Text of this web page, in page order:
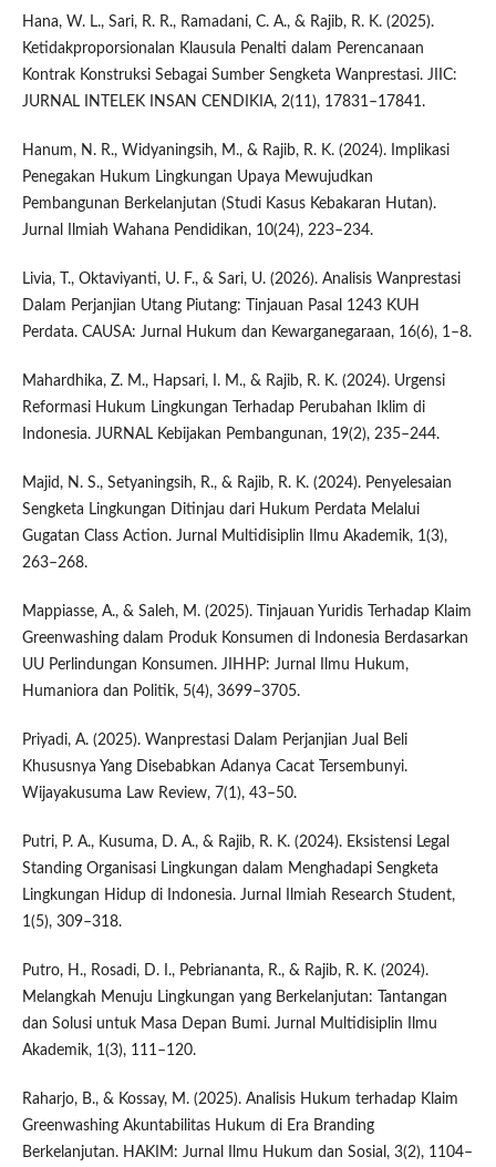
Hana, W. L., Sari, R. R., Ramadani, C. A., & Rajib, R. K. (2025).
Ketidakproporsionalan Klausula Penalti dalam Perencanaan
Kontrak Konstruksi Sebagai Sumber Sengketa Wanprestasi. JIIC:
JURNAL INTELEK INSAN CENDIKIA, 2(11), 17831–17841.
Hanum, N. R., Widyaningsih, M., & Rajib, R. K. (2024). Implikasi
Penegakan Hukum Lingkungan Upaya Mewujudkan
Pembangunan Berkelanjutan (Studi Kasus Kebakaran Hutan).
Jurnal Ilmiah Wahana Pendidikan, 10(24), 223–234.
Livia, T., Oktaviyanti, U. F., & Sari, U. (2026). Analisis Wanprestasi
Dalam Perjanjian Utang Piutang: Tinjauan Pasal 1243 KUH
Perdata. CAUSA: Jurnal Hukum dan Kewarganegaraan, 16(6), 1–8.
Mahardhika, Z. M., Hapsari, I. M., & Rajib, R. K. (2024). Urgensi
Reformasi Hukum Lingkungan Terhadap Perubahan Iklim di
Indonesia. JURNAL Kebijakan Pembangunan, 19(2), 235–244.
Majid, N. S., Setyaningsih, R., & Rajib, R. K. (2024). Penyelesaian
Sengketa Lingkungan Ditinjau dari Hukum Perdata Melalui
Gugatan Class Action. Jurnal Multidisiplin Ilmu Akademik, 1(3),
263–268.
Mappiasse, A., & Saleh, M. (2025). Tinjauan Yuridis Terhadap Klaim
Greenwashing dalam Produk Konsumen di Indonesia Berdasarkan
UU Perlindungan Konsumen. JIHHP: Jurnal Ilmu Hukum,
Humaniora dan Politik, 5(4), 3699–3705.
Priyadi, A. (2025). Wanprestasi Dalam Perjanjian Jual Beli
Khususnya Yang Disebabkan Adanya Cacat Tersembunyi.
Wijayakusuma Law Review, 7(1), 43–50.
Putri, P. A., Kusuma, D. A., & Rajib, R. K. (2024). Eksistensi Legal
Standing Organisasi Lingkungan dalam Menghadapi Sengketa
Lingkungan Hidup di Indonesia. Jurnal Ilmiah Research Student,
1(5), 309–318.
Putro, H., Rosadi, D. I., Pebriananta, R., & Rajib, R. K. (2024).
Melangkah Menuju Lingkungan yang Berkelanjutan: Tantangan
dan Solusi untuk Masa Depan Bumi. Jurnal Multidisiplin Ilmu
Akademik, 1(3), 111–120.
Raharjo, B., & Kossay, M. (2025). Analisis Hukum terhadap Klaim
Greenwashing Akuntabilitas Hukum di Era Branding
Berkelanjutan. HAKIM: Jurnal Ilmu Hukum dan Sosial, 3(2), 1104–